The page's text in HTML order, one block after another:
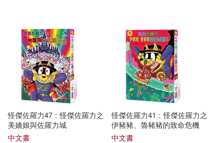
怪傑佐羅力47：怪傑佐羅力之
美嬌娘與佐羅力城
中文書
怪傑佐羅力41：怪傑佐羅力之
伊豬豬、魯豬豬的致命危機
中文書